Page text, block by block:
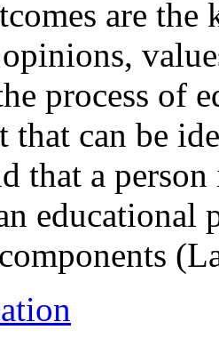
are
process of
that can be
that a
educational